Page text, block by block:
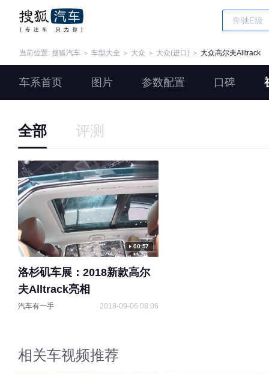
当前位置: 搜狐汽车 ＞ 车型大全 ＞ 大众 ＞ 大众(进口) ＞ 大众高尔夫Alltrack
车系首页 图片 参数配置 口碑
全部 评测
00:57
洛杉矶车展：2018新款高尔
夫Alltrack亮相
汽车有一手 2018-09-06 08:06
相关车视频推荐